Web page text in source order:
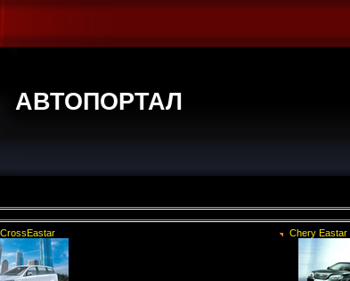
АВТОПОРТАЛ
Chery Eastar